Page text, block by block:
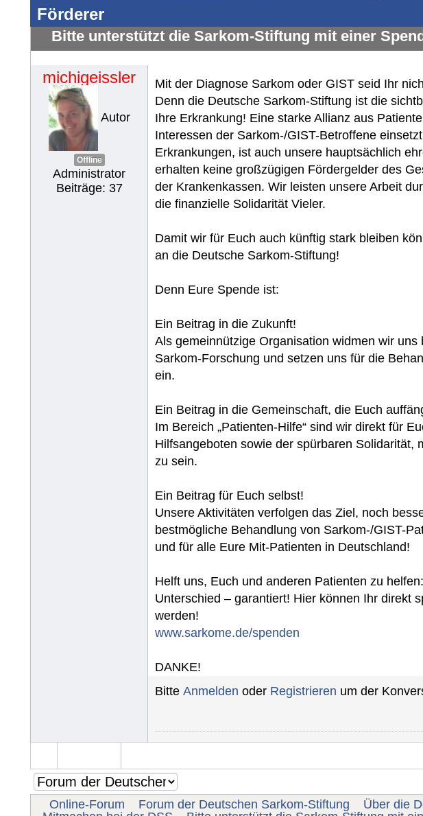
Förderer
Bitte unterstützt die Sarkom-Stiftung mit einer
michigeissler
Autor
Offline
Administrator
Beiträge: 37
Mit der Diagnose Sarkom oder GIST seid Ihr
Denn die Deutsche Sarkom-Stiftung ist die
Ihre Erkrankung! Eine starke Allianz aus
Interessen der Sarkom-/GIST-Betroffene
Erkrankungen, ist auch unsere hauptsächlich
erhalten keine großzügigen Fördergelder des
der Krankenkassen. Wir leisten unsere Arbeit
die finanzielle Solidarität Vieler.
Damit wir für Euch auch künftig stark bleiben
an die Deutsche Sarkom-Stiftung!
Denn Eure Spende ist:
Ein Beitrag in die Zukunft!
Als gemeinnützige Organisation widmen wir
Sarkom-Forschung und setzen uns für die
ein.
Ein Beitrag in die Gemeinschaft, die Euch
Im Bereich „Patienten-Hilfe“ sind wir direkt für
Hilfsangeboten sowie der spürbaren Solidarität,
zu sein.
Ein Beitrag für Euch selbst!
Unsere Aktivitäten verfolgen das Ziel, noch
bestmögliche Behandlung von Sarkom-/GIST-
und für alle Eure Mit-Patienten in Deutschland!
Helft uns, Euch und anderen Patienten zu
Unterschied – garantiert! Hier können Ihr direkt
werden!
www.sarkome.de/spenden
DANKE!
Bitte Anmelden oder Registrieren um der
Online-Forum Forum der Deutschen Sarkom-Stiftung
Über die